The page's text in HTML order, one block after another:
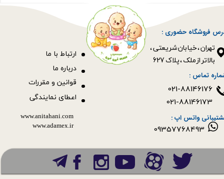
فروشگاه حضوری :
​​​​​​​تهران ، خیابان شریعتی ،
بالاتر از ملک ، پلاک 627​​​​​​​
قوانین و مقررات
ارتباط با ما
09357768493
درباره ما
اعطای نمایندگی
www.anitahani.com
www.ada​​​​​​​mex.ir
تماس :
واتس اپ :